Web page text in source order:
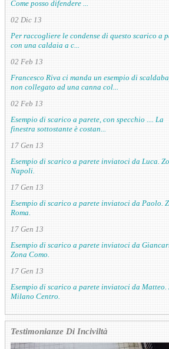
Come posso difendere ...
02 Dic 13
Per raccogliere le condense di questo scarico a
con una caldaia a c...
02 Feb 13
Francesco Riva ci manda un esempio di
non collegato ad una canna col...
02 Feb 13
Esempio di scarico a parete, con specchio .... La
finestra sottostante è costan...
17 Gen 13
Esempio di scarico a parete inviatoci da Luca.
Napoli.
17 Gen 13
Esempio di scarico a parete inviatoci da Paolo.
Roma.
17 Gen 13
Esempio di scarico a parete inviatoci da
Zona Como.
17 Gen 13
Esempio di scarico a parete inviatoci da Matteo.
Milano Centro.
Testimonianze Di Inciviltà